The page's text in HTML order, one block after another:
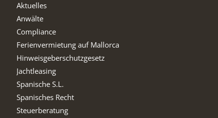
Aktuelles
Anwälte
Compliance
Ferienvermietung auf Mallorca
Hinweisgeberschutzgesetz
Jachtleasing
Spanische S.L.
Spanisches Recht
Steuerberatung